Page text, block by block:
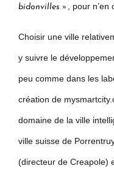
bidonvilles » , pour
Choisir une ville
y suivre le
peu comme dans les
création de
domaine de la ville
ville suisse de
(directeur de Creapole)